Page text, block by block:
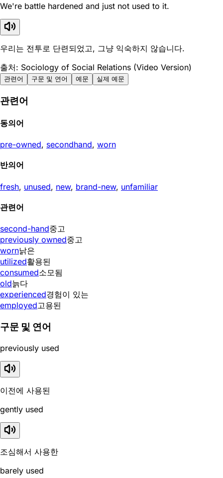
We're battle hardened and just not used to it.
우리는 전투로 단련되었고, 그냥 익숙하지 않습니다.
출처: Sociology of Social Relations (Video Version)
관련어 구문 및 연어 예문 실제 예문
관련어
동의어
pre-owned, secondhand, worn
반의어
fresh, unused, new, brand-new, unfamiliar
관련어
second-hand중고
previously owned중고
worn낡은
utilized활용된
consumed소모됨
old늙다
experienced경험이 있는
employed고용된
구문 및 연어
previously used
이전에 사용된
gently used
조심해서 사용한
barely used